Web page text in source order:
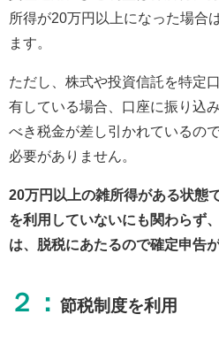
所得が20万円以上になった場合
ます。
ただし、株式や投資信託を特定
有している場合、口座に振り込
べき税金が差し引かれているの
必要がありません。
20万円以上の雑所得がある状態
を利用していないにも関わらず
は、脱税にあたるので確定申告
２： 節税制度を利用